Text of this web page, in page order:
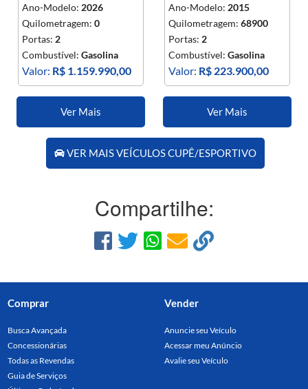
Ano-Modelo: 2026
Quilometragem:0
Portas: 2
Combustível:Gasolina
Valor: R$ 1.159.990,00
Ver Mais
Ano-Modelo: 2015
Quilometragem:68900
Portas: 2
Combustível:Gasolina
Valor: R$ 223.900,00
Ver Mais
VER MAIS VEÍCULOS CUPÊ/ESPORTIVO
Compartilhe:
Comprar
Busca Avançada
Concessionárias
Todas as Revendas
Guia de Serviços
Vender
Anuncie seu Veículo
Acessar meu Anúncio
Avalie seu Veículo